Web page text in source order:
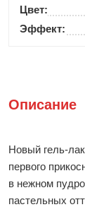
Цвет:
Эффект:
Описание
Новый гель-
первого
в нежном
пастельных